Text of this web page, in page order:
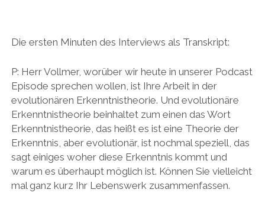
Die ersten Minuten des Interviews als Transkript:
P: Herr Vollmer, worüber wir heute in unserer Podcast
Episode sprechen wollen, ist Ihre Arbeit in der
evolutionären Erkenntnistheorie. Und evolutionäre
Erkenntnistheorie beinhaltet zum einen das Wort
Erkenntnistheorie, das heißt es ist eine Theorie der
Erkenntnis, aber evolutionär, ist nochmal speziell, das
sagt einiges woher diese Erkenntnis kommt und
warum es überhaupt möglich ist. Können Sie vielleicht
mal ganz kurz Ihr Lebenswerk zusammenfassen.